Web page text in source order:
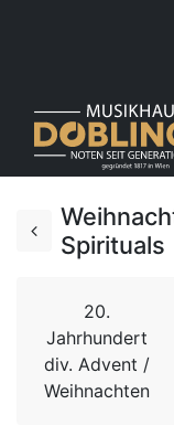
Spirituals
20.
Jahrhundert
div. Advent /
Weihnachten